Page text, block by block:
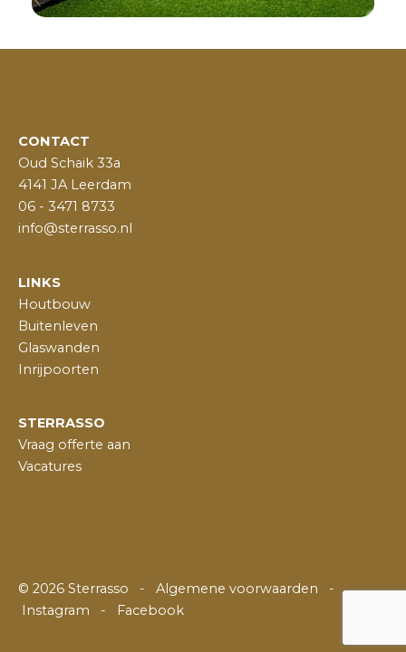
CONTACT
Oud Schaik 33a
4141 JA Leerdam
06 - 3471 8733
info@sterrasso.nl
LINKS
Houtbouw
Buitenleven
Glaswanden
Inrijpoorten
STERRASSO
Vraag offerte aan
Vacatures
© 2026 Sterrasso - Algemene voorwaarden -
Instagram - Facebook